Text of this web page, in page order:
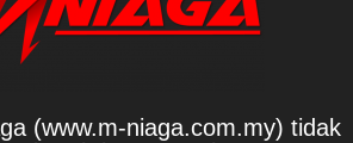
(www.m-niaga.com.my) tidak